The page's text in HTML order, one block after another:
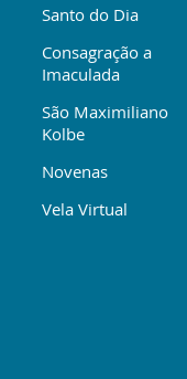
Santo do Dia
Consagração a
Imaculada
São Maximiliano
Kolbe
Novenas
Vela Virtual